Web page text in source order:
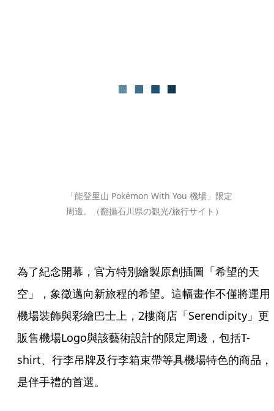
「能登里山 Pokémon With You 機場」限定
周邊。（翻攝石川県の観光/旅行サイト）
為了紀念開幕，官方特別繪製原創插圖「希望的天
空」，象徵邁向新旅程的希望。這幅畫作不僅將運用
機場裝飾與彩繪巴士上，2樓商店「Serendipity」更
販售機場Logo與該藝術設計的限定周邊，包括T-
shirt、行李吊牌及行李箱束帶等具機場特色的商品，
是伴手禮的首選。